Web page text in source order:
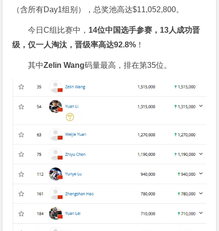
（含所有Day1组别），总奖池高达$11,052,800。
今日C组比赛中， 14位中国选手参赛， 13人成功晋
级，仅一人淘汰，晋级率高达92.8% ！
其中Zelin Wang码量最高，排在第35位。